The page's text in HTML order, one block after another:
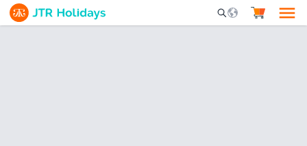
Mobile Search